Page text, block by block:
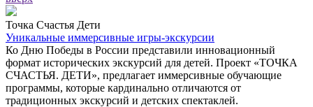
Точка Счастья Дети
Уникальные иммерсивные игры-экскурсии
Ко Дню Победы в России представили инновационный
формат исторических экскурсий для детей. Проект «ТОЧКА
СЧАСТЬЯ. ДЕТИ», предлагает иммерсивные обучающие
программы, которые кардинально отличаются от
традиционных экскурсий и детских спектаклей.